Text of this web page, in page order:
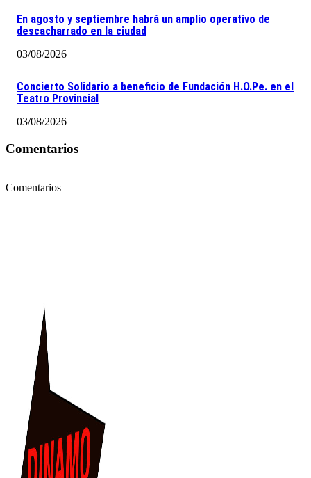
En agosto y septiembre habrá un amplio operativo de
descacharrado en la ciudad
03/08/2026
Concierto Solidario a beneficio de Fundación H.O.Pe. en el
Teatro Provincial
03/08/2026
Comentarios
Comentarios